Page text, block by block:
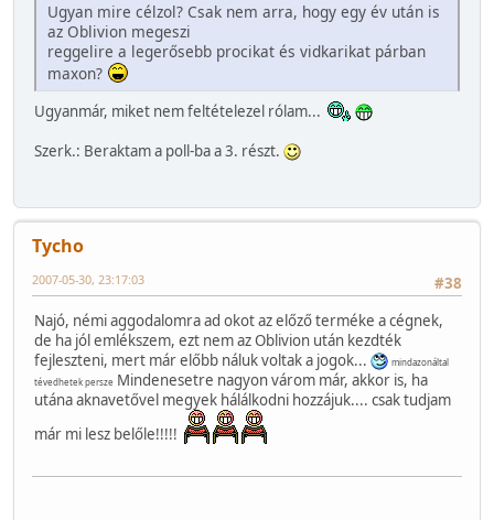
Ugyan mire célzol? Csak nem arra, hogy egy év után is
az Oblivion megeszi
reggelire a legerősebb procikat és vidkarikat párban
maxon?
Ugyanmár, miket nem feltételezel rólam...
Szerk.: Beraktam a poll-ba a 3. részt.
Tycho
#38
2007-05-30, 23:17:03
Najó, némi aggodalomra ad okot az előző terméke a cégnek,
de ha jól emlékszem, ezt nem az Oblivion után kezdték
fejleszteni, mert már előbb náluk voltak a jogok...
mindazonáltal
tévedhetek persze Mindenesetre nagyon várom már, akkor is, ha
utána aknavetővel megyek hálálkodni hozzájuk.... csak tudjam
már mi lesz belőle!!!!!